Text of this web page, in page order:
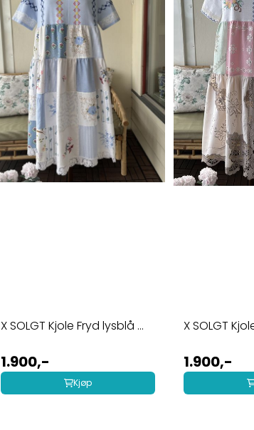
X SOLGT Kjole Fryd lysblå ...
1.900,-
Kjøp
X SOLGT
1.900,-